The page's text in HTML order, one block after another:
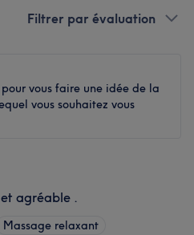
Filtrer par évaluation
vous faire une idée de la
vous souhaitez vous
agréable .
Massage relaxant